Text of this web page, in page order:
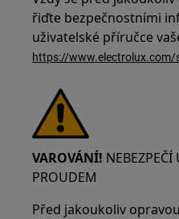
řiďte bezpečnostními
uživatelské příručce
https://
VAROVÁNÍ! NEBEZPEČÍ
PROUDEM
Před jakoukoliv